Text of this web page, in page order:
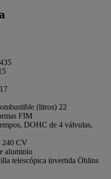
17
(litros) 22
FIM
DOHC de 4 válvulas,
240 CV
aluminio
telescópica invertida Öhlins